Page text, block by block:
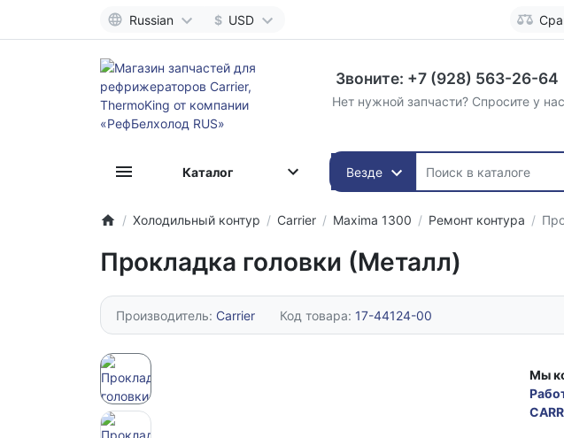
Russian $ USD
Звоните: +7 (928) 563-26-64
Нет нужной запчасти? Спросите у
Везде
Каталог
Холодильный контур Carrier Maxima 1300 Ремонт контура
Прокладка головки (Металл)
Производитель: Carrier Код товара: 17-44124-00
Мы